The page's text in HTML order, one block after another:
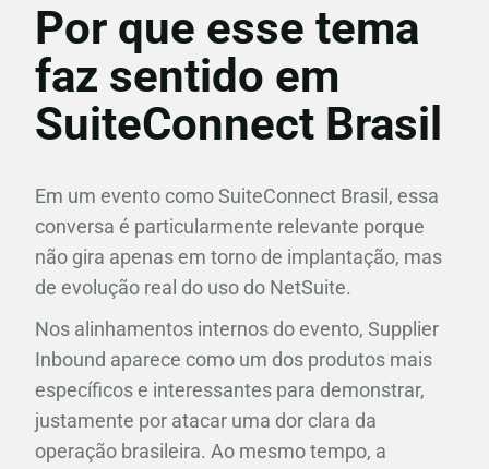
Por que esse tema
faz sentido em
SuiteConnect Brasil
Em um evento como SuiteConnect Brasil, essa
conversa é particularmente relevante porque
não gira apenas em torno de implantação, mas
de evolução real do uso do NetSuite.
Nos alinhamentos internos do evento, Supplier
Inbound aparece como um dos produtos mais
específicos e interessantes para demonstrar,
justamente por atacar uma dor clara da
operação brasileira. Ao mesmo tempo, a